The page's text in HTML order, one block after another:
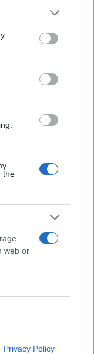
or more Google
You may click to
party tags to
in below Google
the
web or
Privacy Policy
εκατ. ευρώ
(χωρίς τα
κατά 679,2 εκατ.
και τα
εκατ. ευρώ ή
ανήλθε
35.830,8
παρουσίασε
ενώ χωρίς τα
αύξηση